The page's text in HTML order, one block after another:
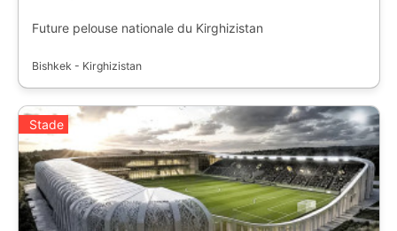
Future pelouse nationale du Kirghizistan
Bishkek - Kirghizistan
Stade